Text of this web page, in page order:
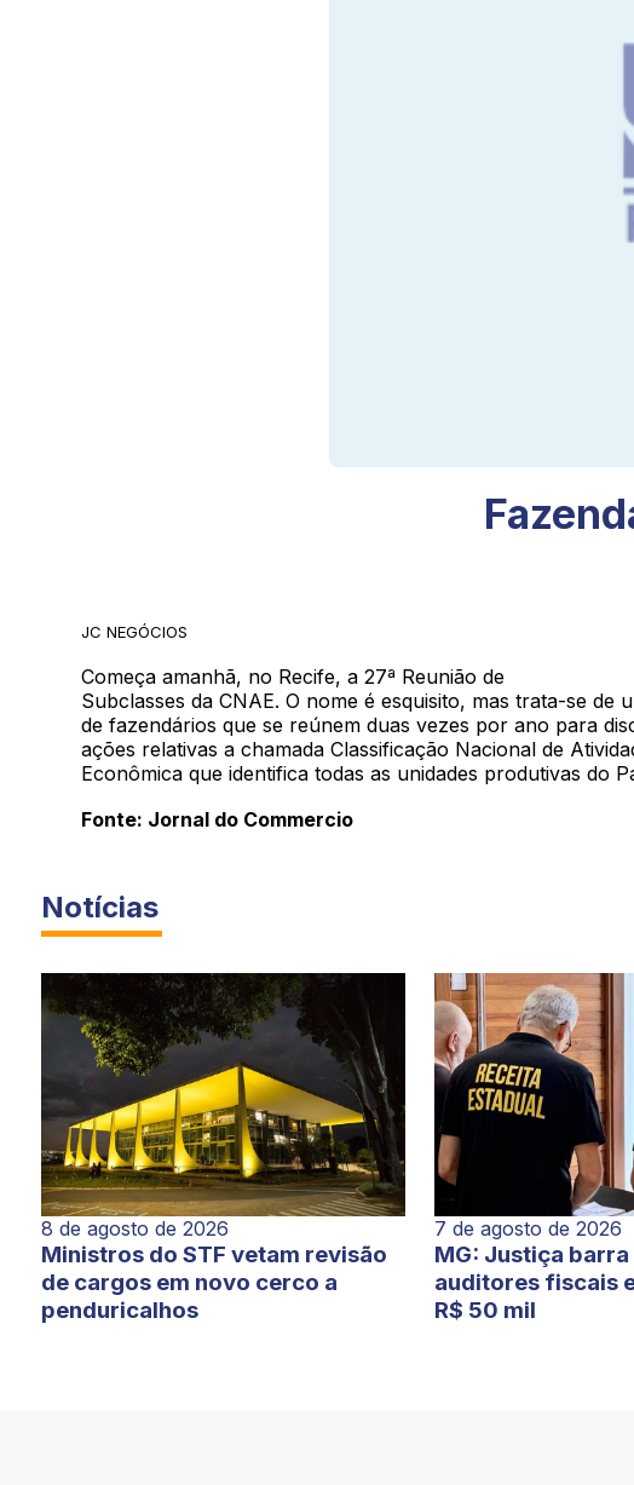
JC NEGÓCIOS
Começa amanhã, no Recife, a 27ª Reunião de
Subclasses da CNAE. O nome é esquisito, mas trata-se de
de fazendários que se reúnem duas vezes por ano para
ações relativas a chamada Classificação Nacional de
Econômica que identifica todas as unidades produtivas do
Fonte: Jornal do Commercio
Notícias
8 de agosto de 2026
Ministros do STF vetam revisão
de cargos em novo cerco a
penduricalhos
7 de agosto de 2026
MG: Justiça
auditores fiscais
R$ 50 mil